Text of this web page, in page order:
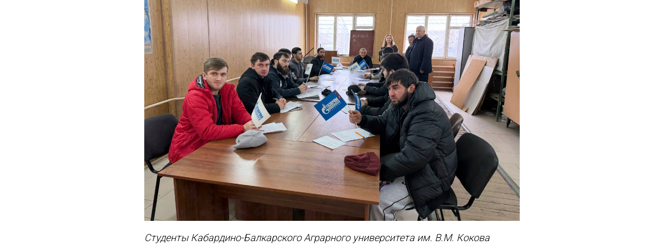
Студенты Кабардино-Балкарского Аграрного университета им. В.М. Кокова